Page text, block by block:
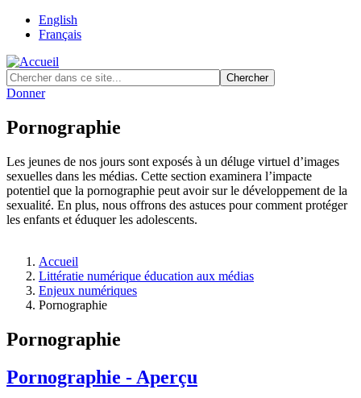
Skip
content
English
Français
Donner
Pornographie
Les jeunes de nos jours sont exposés à un déluge virtuel d’images
sexuelles dans les médias. Cette section examinera l’impacte
potentiel que la pornographie peut avoir sur le développement de la
sexualité. En plus, nous offrons des astuces pour comment protéger
les enfants et éduquer les adolescents.
Fil
d'Ariane
Accueil
Littératie numérique éducation aux médias
Enjeux numériques
Pornographie
Pornographie
Pornographie - Aperçu